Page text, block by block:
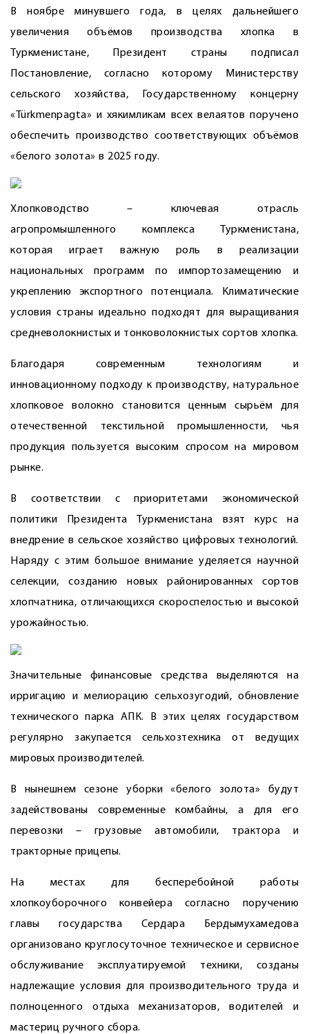
В ноябре минувшего года, в целях дальнейшего
увеличения объёмов производства хлопка в
Туркменистане, Президент страны подписал
Постановление, согласно которому Министерству
сельского хозяйства, Государственному концерну
«Türkmenpagta» и хякимликам всех велаятов поручено
обеспечить производство соответствующих объёмов
«белого золота» в 2025 году.
Хлопководство – ключевая отрасль
агропромышленного комплекса Туркменистана,
которая играет важную роль в реализации
национальных программ по импортозамещению и
укреплению экспортного потенциала. Климатические
условия страны идеально подходят для выращивания
средневолокнистых и тонковолокнистых сортов хлопка.
Благодаря современным технологиям и
инновационному подходу к производству, натуральное
хлопковое волокно становится ценным сырьём для
отечественной текстильной промышленности, чья
продукция пользуется высоким спросом на мировом
рынке.
В соответствии с приоритетами экономической
политики Президента Туркменистана взят курс на
внедрение в сельское хозяйство цифровых технологий.
Наряду с этим большое внимание уделяется научной
селекции, созданию новых районированных сортов
хлопчатника, отличающихся скороспелостью и высокой
урожайностью.
Значительные финансовые средства выделяются на
ирригацию и мелиорацию сельхозугодий, обновление
технического парка АПК. В этих целях государством
регулярно закупается сельхозтехника от ведущих
мировых производителей.
В нынешнем сезоне уборки «белого золота» будут
задействованы современные комбайны, а для его
перевозки – грузовые автомобили, трактора и
тракторные прицепы.
На местах для бесперебойной работы
хлопкоуборочного конвейера согласно поручению
главы государства Сердара Бердымухамедова
организовано круглосуточное техническое и сервисное
обслуживание эксплуатируемой техники, созданы
надлежащие условия для производительного труда и
полноценного отдыха механизаторов, водителей и
мастериц ручного сбора.